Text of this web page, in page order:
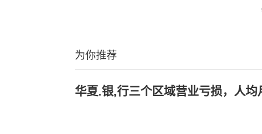
为你推荐
华夏.银,行三个区域营业亏损，人均